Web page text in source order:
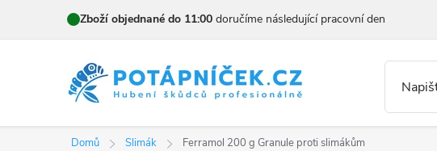
Zboží objednané do 11:00 doručíme následující pracovní den
Domů Slimák Ferramol 200 g Granule proti slimákům